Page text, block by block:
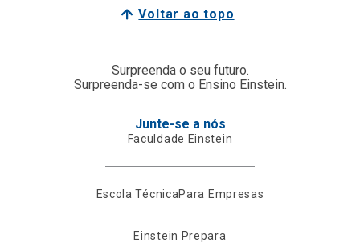
Voltar ao topo
Surpreenda o seu futuro.
Surpreenda-se com o Ensino Einstein.
Junte-se a nós
Faculdade Einstein
Escola TécnicaPara Empresas
Einstein Prepara